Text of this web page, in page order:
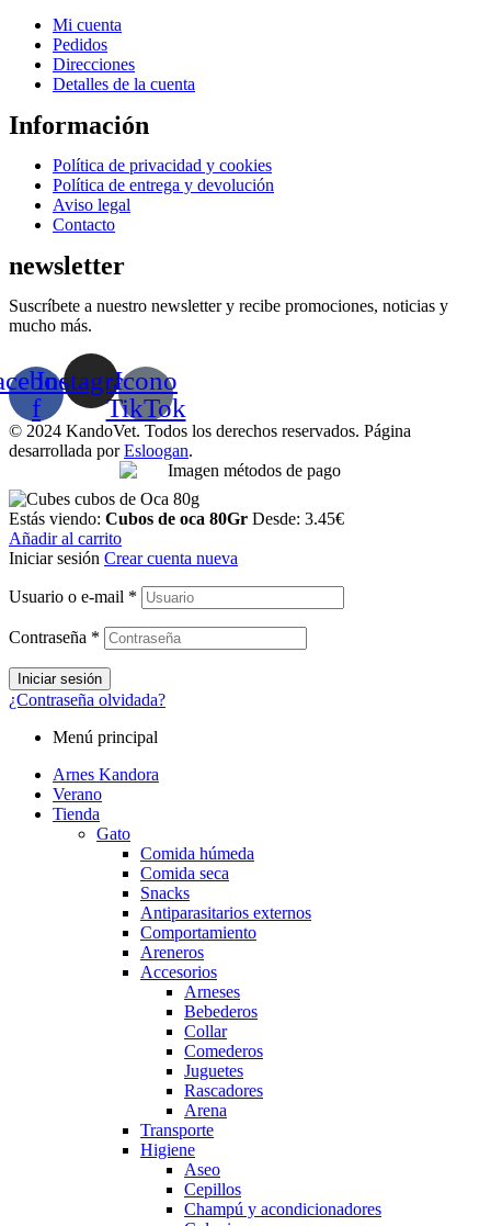
Menú
Mi cuenta
Pedidos
Direcciones
Detalles de la cuenta
Información
Menú
Política de privacidad y cookies
Política de entrega y devolución
Aviso legal
Contacto
newsletter
Suscríbete a nuestro newsletter y recibe promociones, noticias y
mucho más.
f
InstagramIcono
TikTok
© 2024 KandoVet. Todos los derechos reservados. Página
desarrollada porEsloogan.
Estás viendo: Cubos de oca 80Gr Desde: 3.45€
Añadir al carrito
Iniciar sesión Crear cuenta nueva
Usuario o e-mail *
Contraseña *
Iniciar sesión
¿Contraseña olvidada?
Menú principal
Arnes Kandora
Verano
Tienda
Gato
Comida húmeda
Comida seca
Snacks
Antiparasitarios externos
Comportamiento
Areneros
Accesorios
Arneses
Bebederos
Collar
Comederos
Juguetes
Rascadores
Arena
Transporte
Higiene
Aseo
Cepillos
Champú y acondicionadores